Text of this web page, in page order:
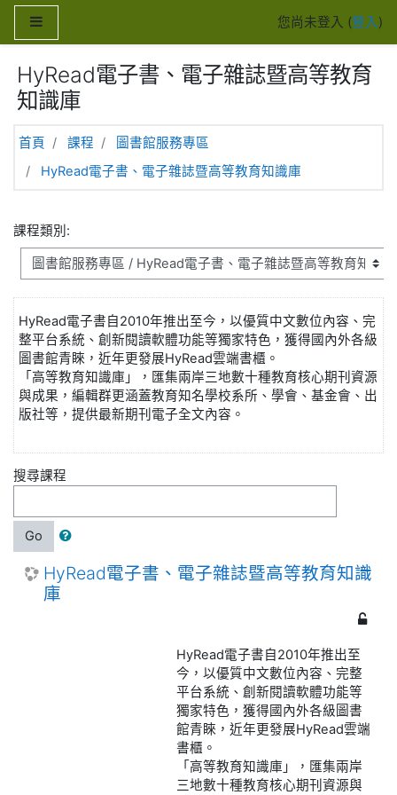
跳至主內容
您尚未登入 (登入)
HyRead電子書、電子雜誌暨高等教育
知識庫
首頁 課程
圖書館服務專區
HyRead電子書、電子雜誌暨高等教育知識庫
課程類別:
HyRead電子書自2010年推出至今，以優質中文數位內容、完
整平台系統、創新閱讀軟體功能等獨家特色，獲得國內外各級
圖書館青睞，近年更發展HyRead雲端書櫃。
「高等教育知識庫」，匯集兩岸三地數十種教育核心期刊資源
與成果，編輯群更涵蓋教育知名學校系所、學會、基金會、出
版社等，提供最新期刊電子全文內容。
搜尋課程
Go
HyRead電子書、電子雜誌暨高等教育知識
庫
HyRead電子書自2010年推出至
今，以優質中文數位內容、完整
平台系統、創新閱讀軟體功能等
獨家特色，獲得國內外各級圖書
館青睞，近年更發展HyRead雲端
書櫃。
「高等教育知識庫」，匯集兩岸
三地數十種教育核心期刊資源與